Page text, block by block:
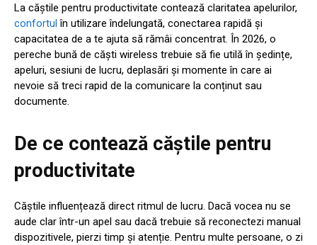
La căștile pentru productivitate contează claritatea apelurilor,
confortul în utilizare îndelungată, conectarea rapidă și
capacitatea de a te ajuta să rămâi concentrat. În 2026, o
pereche bună de căști wireless trebuie să fie utilă în ședințe,
apeluri, sesiuni de lucru, deplasări și momente în care ai
nevoie să treci rapid de la comunicare la conținut sau
documente.
De ce contează căștile pentru
productivitate
Căștile influențează direct ritmul de lucru. Dacă vocea nu se
aude clar într-un apel sau dacă trebuie să reconectezi manual
dispozitivele, pierzi timp și atenție. Pentru multe persoane, o zi